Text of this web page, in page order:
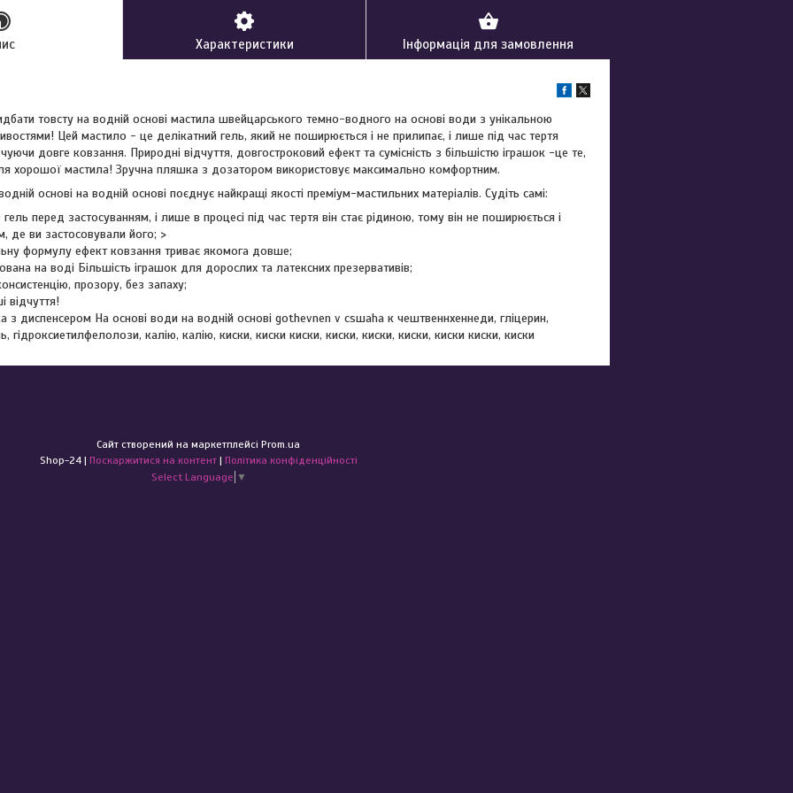
Характеристики Інформація для замовлення
товсту на водній основі мастила швейцарського темно-водного на основі води з унікальною
Цей мастило - це делікатний гель, який не поширюється і не прилипає, і лише під час тертя
довге ковзання. Природні відчуття, довгостроковий ефект та сумісність з більшістю іграшок -це те,
хорошої мастила! Зручна пляшка з дозатором використовує максимально комфортним.
основі на водній основі поєднує найкращі якості преміум-мастильних матеріалів. Судіть самі:
перед застосуванням, і лише в процесі під час тертя він стає рідиною, тому він не поширюється і
де ви застосовували його; >
формулу ефект ковзання триває якомога довше;
на воді Більшість іграшок для дорослих та латексних презервативів;
прозору, без запаху;
відчуття!
з диспенсером На основі води на водній основі gothevnen v csшaha к чештвеннхеннеди, гліцерин,
гідроксиетилфелолози, калію, калію, киски, киски киски, киски, киски, киски, киски киски, киски
Сайт створений на маркетплейсі Prom.ua
Shop-24 | Поскаржитися на контент | Політика конфіденційності
Select Language ▼